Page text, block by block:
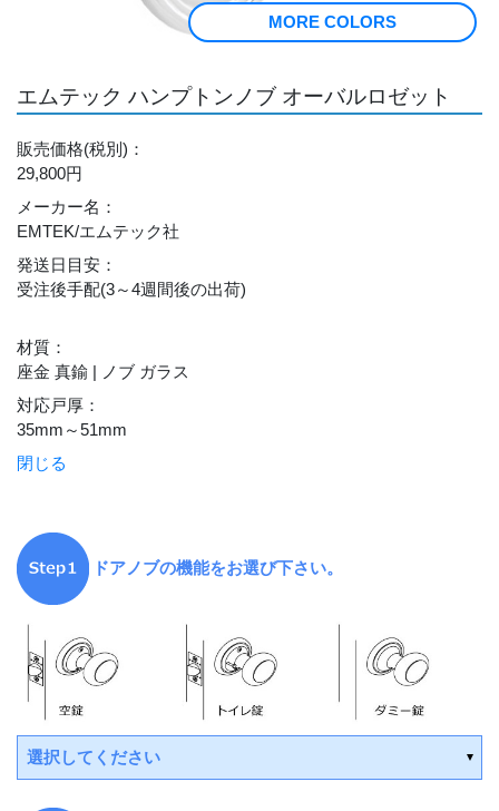
MORE COLORS
エムテック ハンプトンノブ オーバルロゼット
販売価格(税別) ：
29,800円
メーカー名 ：
EMTEK/エムテック社
発送日目安 ：
受注後手配(3～4週間後の出荷)
材質 ：
座金 真鍮 | ノブ ガラス
対応戸厚 ：
35mm～51mm
閉じる
ドアノブの機能をお選び下さい。
選択してください